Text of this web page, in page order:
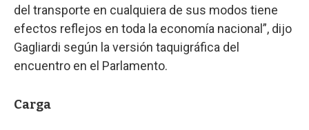
del transporte en cualquiera de sus modos tiene
efectos reflejos en toda la economía nacional”, dijo
Gagliardi según la versión taquigráfica del
encuentro en el Parlamento.
Carga